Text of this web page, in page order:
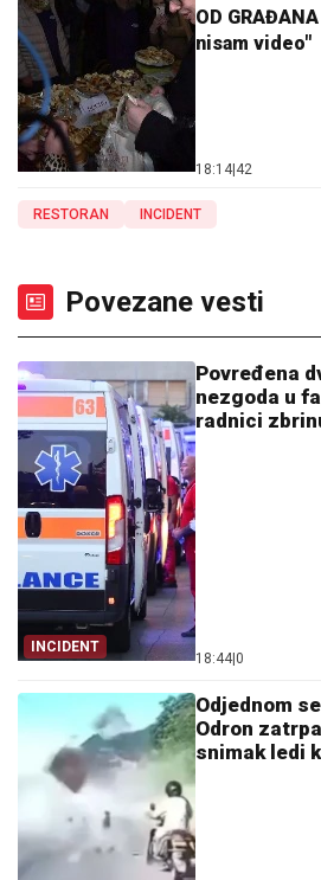
OD
nisam video"
18:14 42
RESTORAN INCIDENT
Povezane vesti
INCIDENT
Povređena
nezgoda u
radnici
18:44 0
Odjednom
Odron
snimak ledi